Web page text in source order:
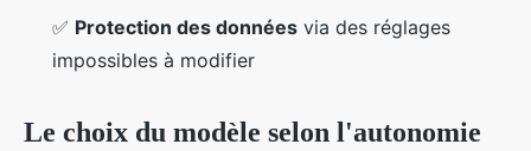
✅ Protection des données via des réglages
impossibles à modifier
Le choix du modèle selon l'autonomie